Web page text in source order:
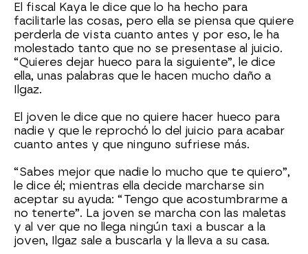
El fiscal Kaya le dice que lo ha hecho para
facilitarle las cosas, pero ella se piensa que quiere
perderla de vista cuanto antes y por eso, le ha
molestado tanto que no se presentase al juicio.
“Quieres dejar hueco para la siguiente”, le dice
ella, unas palabras que le hacen mucho daño a
Ilgaz.
El joven le dice que no quiere hacer hueco para
nadie y que le reprochó lo del juicio para acabar
cuanto antes y que ninguno sufriese más.
“Sabes mejor que nadie lo mucho que te quiero”,
le dice él; mientras ella decide marcharse sin
aceptar su ayuda: “Tengo que acostumbrarme a
no tenerte”. La joven se marcha con las maletas
y al ver que no llega ningún taxi a buscar a la
joven, Ilgaz sale a buscarla y la lleva a su casa.